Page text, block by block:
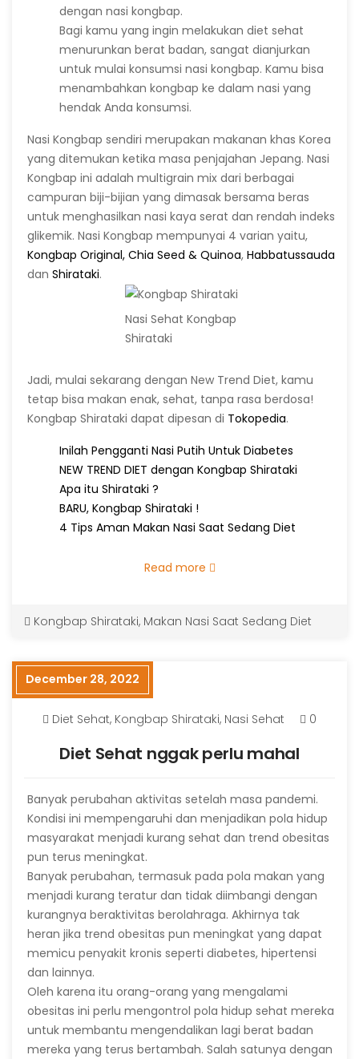
dengan nasi kongbap.
Bagi kamu yang ingin melakukan diet sehat
menurunkan berat badan, sangat dianjurkan
untuk mulai konsumsi nasi kongbap. Kamu bisa
menambahkan kongbap ke dalam nasi yang
hendak Anda konsumsi.
Nasi Kongbap sendiri merupakan makanan khas Korea
yang ditemukan ketika masa penjajahan Jepang. Nasi
Kongbap ini adalah multigrain mix dari berbagai
campuran biji-bijian yang dimasak bersama beras
untuk menghasilkan nasi kaya serat dan rendah indeks
glikemik. Nasi Kongbap mempunyai 4 varian yaitu,
Kongbap Original, Chia Seed & Quinoa, Habbatussauda
dan Shirataki.
Nasi Sehat Kongbap
Shirataki
Jadi, mulai sekarang dengan New Trend Diet, kamu
tetap bisa makan enak, sehat, tanpa rasa berdosa!
Kongbap Shirataki dapat dipesan di Tokopedia.
Inilah Pengganti Nasi Putih Untuk Diabetes
NEW TREND DIET dengan Kongbap Shirataki
Apa itu Shirataki ?
BARU, Kongbap Shirataki !
4 Tips Aman Makan Nasi Saat Sedang Diet
Read more
Kongbap Shirataki, Makan Nasi Saat Sedang Diet
December 28, 2022
Diet Sehat, Kongbap Shirataki, Nasi Sehat 0
Diet Sehat nggak perlu mahal
Banyak perubahan aktivitas setelah masa pandemi.
Kondisi ini mempengaruhi dan menjadikan pola hidup
masyarakat menjadi kurang sehat dan trend obesitas
pun terus meningkat.
Banyak perubahan, termasuk pada pola makan yang
menjadi kurang teratur dan tidak diimbangi dengan
kurangnya beraktivitas berolahraga. Akhirnya tak
heran jika trend obesitas pun meningkat yang dapat
memicu penyakit kronis seperti diabetes, hipertensi
dan lainnya.
Oleh karena itu orang-orang yang mengalami
obesitas ini perlu mengontrol pola hidup sehat mereka
untuk membantu mengendalikan lagi berat badan
mereka yang terus bertambah. Salah satunya dengan